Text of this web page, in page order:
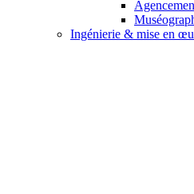
Ingénierie & mise en